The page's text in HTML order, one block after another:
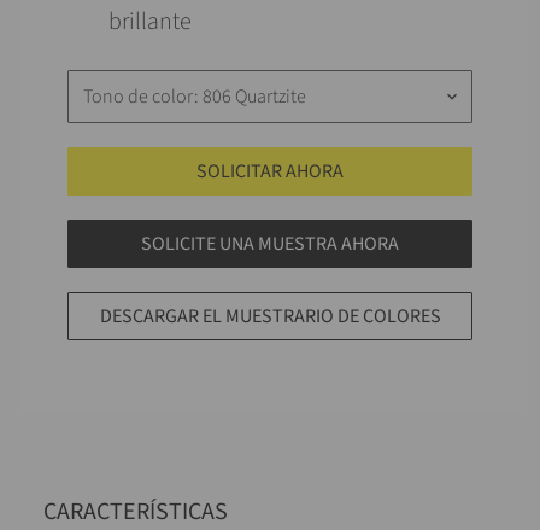
brillante
Tono de color: 806 Quartzite keyboard_arrow_down
SOLICITAR AHORA
SOLICITE UNA MUESTRA AHORA
DESCARGAR EL MUESTRARIO DE COLORES
CARACTERÍSTICAS